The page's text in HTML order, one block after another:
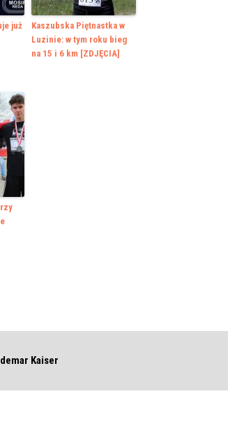
już
Kaszubska Piętnastka w
Luzinie: w tym roku bieg
na 15 i 6 km [ZDJĘCIA]
Kaiser